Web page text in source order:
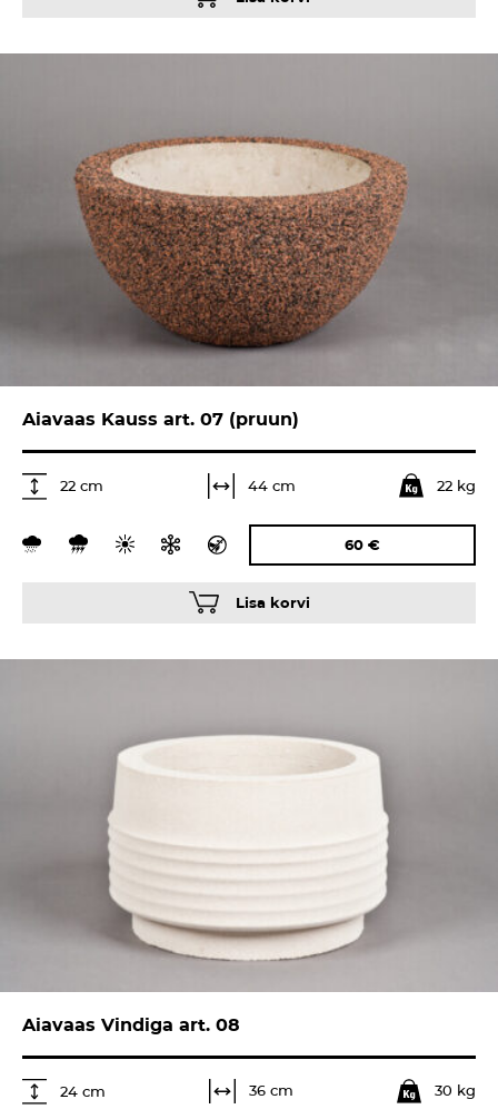
Aiavaas Kauss art. 07 (pruun)
22 cm 44 cm 22 kg
60 €
Lisa korvi
Aiavaas Vindiga art. 08
24 cm 36 cm 30 kg